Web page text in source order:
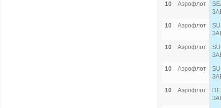
10
Аэрофлот
10
Аэрофлот
10
Аэрофлот
10
Аэрофлот
10
Аэрофлот